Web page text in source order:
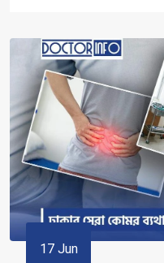
17 Jun